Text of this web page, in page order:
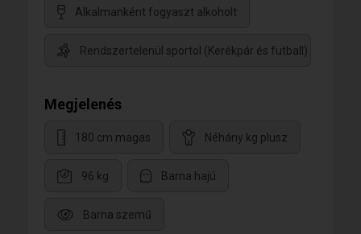
Alkalmanként fogyaszt alkoholt
Rendszertelenül sportol (Kerékpár és futball)
Megjelenés
180 cm magas Néhány kg plusz
96 kg Barna hajú
Barna szemű